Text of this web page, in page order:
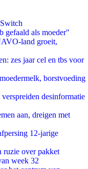
gefaald als moeder"
land groeit,
zes jaar cel en tbs voor
borstvoeding
desinformatie
aan, dreigen met
12-jarige
ruzie over pakket
week 32